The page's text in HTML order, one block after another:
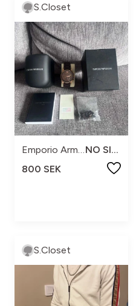
S.Closet
NO SIZE
800 SEK
S.Closet